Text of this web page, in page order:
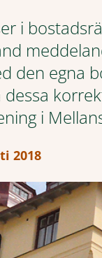
i
den egna
i
2018